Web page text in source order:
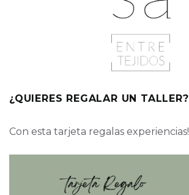
¿QUIERES REGALAR UN TALLER?
Con esta tarjeta regalas experiencias!